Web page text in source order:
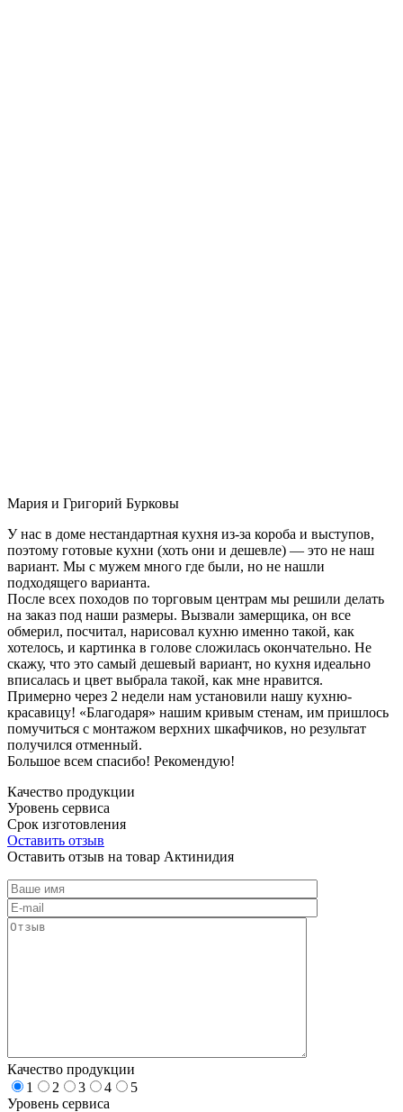
Мария и Григорий Бурковы
У нас в доме нестандартная кухня из-за короба и выступов,
поэтому готовые кухни (хоть они и дешевле) — это не наш
вариант. Мы с мужем много где были, но не нашли
подходящего варианта.
После всех походов по торговым центрам мы решили делать
на заказ под наши размеры. Вызвали замерщика, он все
обмерил, посчитал, нарисовал кухню именно такой, как
хотелось, и картинка в голове сложилась окончательно. Не
скажу, что это самый дешевый вариант, но кухня идеально
вписалась и цвет выбрала такой, как мне нравится.
Примерно через 2 недели нам установили нашу кухню-
красавицу! «Благодаря» нашим кривым стенам, им пришлось
помучиться с монтажом верхних шкафчиков, но результат
получился отменный.
Большое всем спасибо! Рекомендую!
Качество продукции
Уровень сервиса
Срок изготовления
Оставить отзыв
Оставить отзыв на товар Актинидия
Качество продукции
1
2 3 4
5
Уровень сервиса